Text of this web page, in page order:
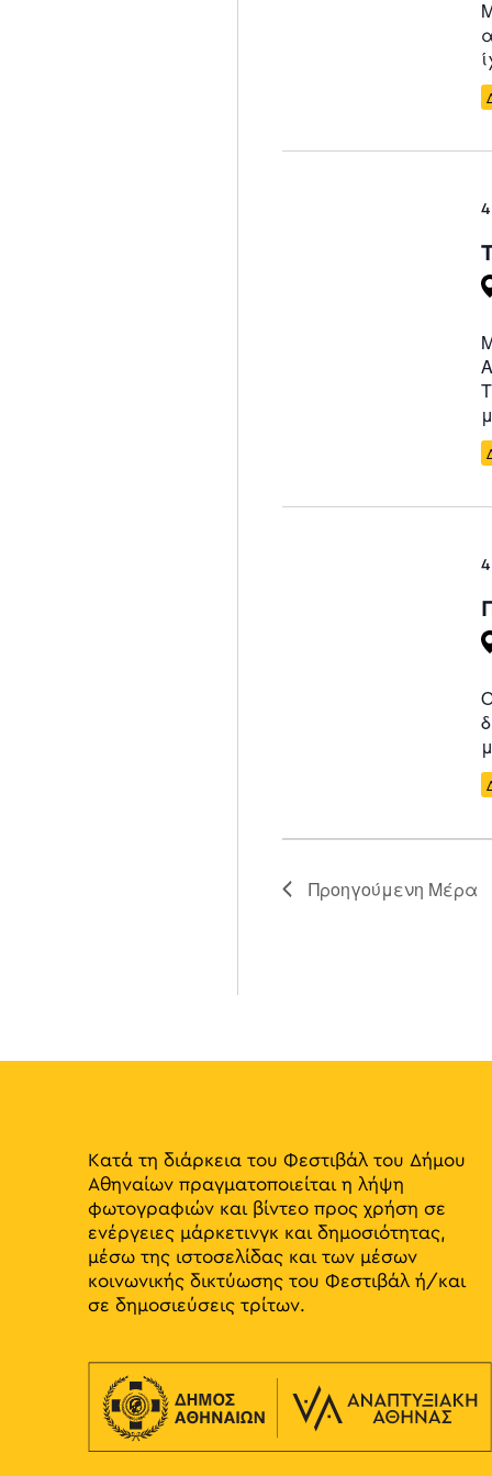
Προηγούμενη Μέρα
Κατά τη διάρκεια του Φεστιβάλ του Δήμου
Αθηναίων πραγματοποιείται η λήψη
φωτογραφιών και βίντεο προς χρήση σε
ενέργειες μάρκετινγκ και δημοσιότητας,
μέσω της ιστοσελίδας και των μέσων
κοινωνικής δικτύωσης του Φεστιβάλ ή/και
σε δημοσιεύσεις τρίτων.